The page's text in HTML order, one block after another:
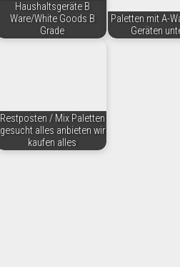
Haushaltsgeräte B
Ware/White Goods B
Grade
Paletten mit A-
Geräten
Restposten / Mix Paletten
gesucht alles anbieten wir
kaufen alles